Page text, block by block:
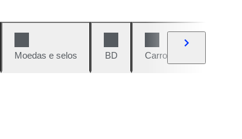
Moedas e selos BD Carros e motos